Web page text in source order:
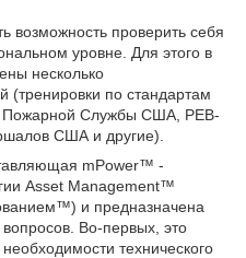
возможность проверить себя
уровне. Для этого в
несколько
(тренировки по стандартам
Службы США, PEB-
США и другие).
mPower™ -
Asset Management™
и предназначена
Во-первых, это
технического